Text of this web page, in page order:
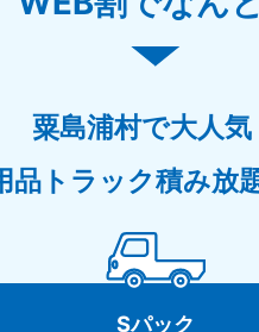
粟島浦村で大人気
品トラック積み放
Sパック